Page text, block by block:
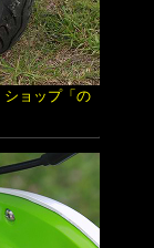
ショップ「の